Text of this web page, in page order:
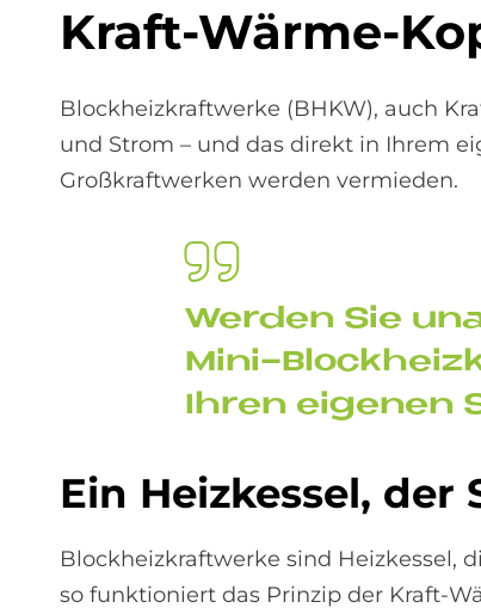
Kraft-Wär­me-
Blockheizkraftwerke (BHKW), auch
und Strom – und das direkt in Ihrem
Großkraftwerken werden vermieden.
Wer­den Sie
Mini-
Ih­ren ei­ge­nen
Ein Heiz­kes­sel, der
Blockheizkraftwerke sind Heizkessel,
so funktioniert das Prinzip der Kraft-